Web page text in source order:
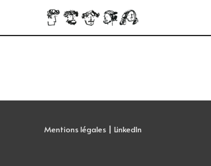
Mentions légales | LinkedIn